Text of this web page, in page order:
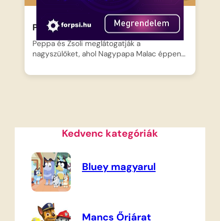
Peppa malac – A kis kertészek
Peppa és Zsoli meglátogatják a
nagyszülőket, ahol Nagypapa Malac éppen…
Kedvenc kategóriák
Bluey magyarul
Mancs Őrjárat